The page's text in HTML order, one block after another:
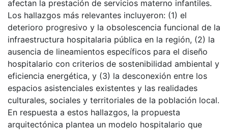
afectan la prestación de servicios materno infantiles.
Los hallazgos más relevantes incluyeron: (1) el
deterioro progresivo y la obsolescencia funcional de la
infraestructura hospitalaria pública en la región, (2) la
ausencia de lineamientos específicos para el diseño
hospitalario con criterios de sostenibilidad ambiental y
eficiencia energética, y (3) la desconexión entre los
espacios asistenciales existentes y las realidades
culturales, sociales y territoriales de la población local.
En respuesta a estos hallazgos, la propuesta
arquitectónica plantea un modelo hospitalario que